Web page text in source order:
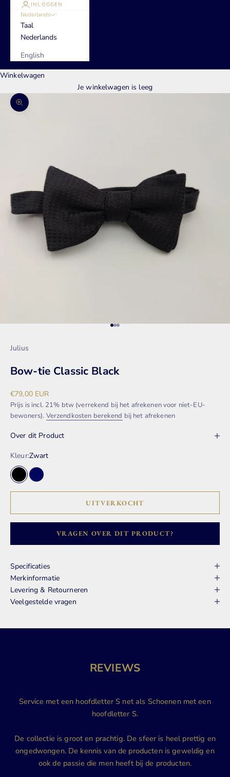
INLOGGEN
Nederlands
Taal
Nederlands
English
Winkelwagen
Je winkelwagen is leeg
In-/uitzoomen
Naar artikel 1
Naar artikel 2
Naar artikel 3
Julius
Bow-tie Classic Black
Aanbiedingsprijs
€79,00 EUR
Prijs is incl. 21% btw (verrekend bij het afrekenen voor niet-EU-
bewoners). Verzendkosten berekend bij het afrekenen
Over dit Product
Kleur:Zwart
ZwartDonker Blauw
UITVERKOCHT
VRAGEN OVER DIT PRODUCT?
Specificaties
Merkinformatie
Levering & Retourneren
Veelgestelde vragen
REVIEWS
Service met een hoofdletter S net als Schoenen met een
hoofdletter S.
De collectie is groot en prachtig. De sfeer is heel prettig en
ongedwongen. De kennis van de producten is geweldig en
ook de passie die men heeft bij de producten.